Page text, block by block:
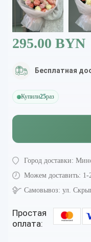
295.00 BYN
Бесплатная
Купили25раз
Город доставки:
Можем доставить: 1-
Самовывоз: ул.
Простая
оплата: